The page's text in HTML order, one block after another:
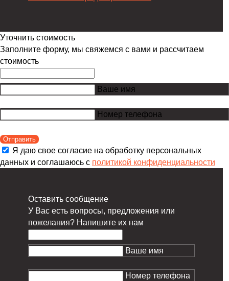
Уточнить стоимость
Заполните форму, мы свяжемся с вами и рассчитаем
стоимость
Ваше имя
Номер телефона
Отправить
Я даю свое согласие на обработку персональных
данных и соглашаюсь с политикой конфиденциальности
Оставить сообщение
У Вас есть вопросы, предложения или
пожелания? Напишите их нам
Ваше имя
Номер телефона